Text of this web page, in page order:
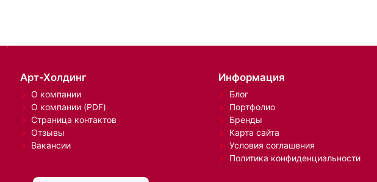
Арт-Холдинг
О компании
О компании (PDF)
Страница контактов
Отзывы
Вакансии
Информация
Блог
Портфолио
Бренды
Карта сайта
Условия соглашения
Политика конфиденциальности